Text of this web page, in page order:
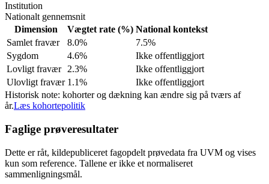
Institution
Nationalt gennemsnit
Dimension
Vægtet rate (%) National kontekst
Samlet fravær
8.0%
7.5%
Sygdom
4.6%
Ikke offentliggjort
Lovligt fravær
2.3%
Ikke offentliggjort
Ulovligt fravær 1.1%
Ikke offentliggjort
Historisk note: kohorter og dækning kan ændre sig på tværs af
år.Læs kohortepolitik
Faglige prøveresultater
Dette er råt, kildepubliceret fagopdelt prøvedata fra UVM og vises
kun som reference. Tallene er ikke et normaliseret
sammenligningsmål.